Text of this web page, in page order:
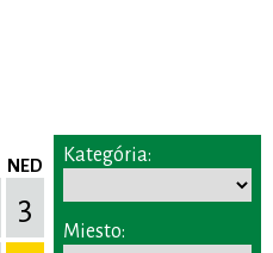
NED
3
Kategória:
Miesto: